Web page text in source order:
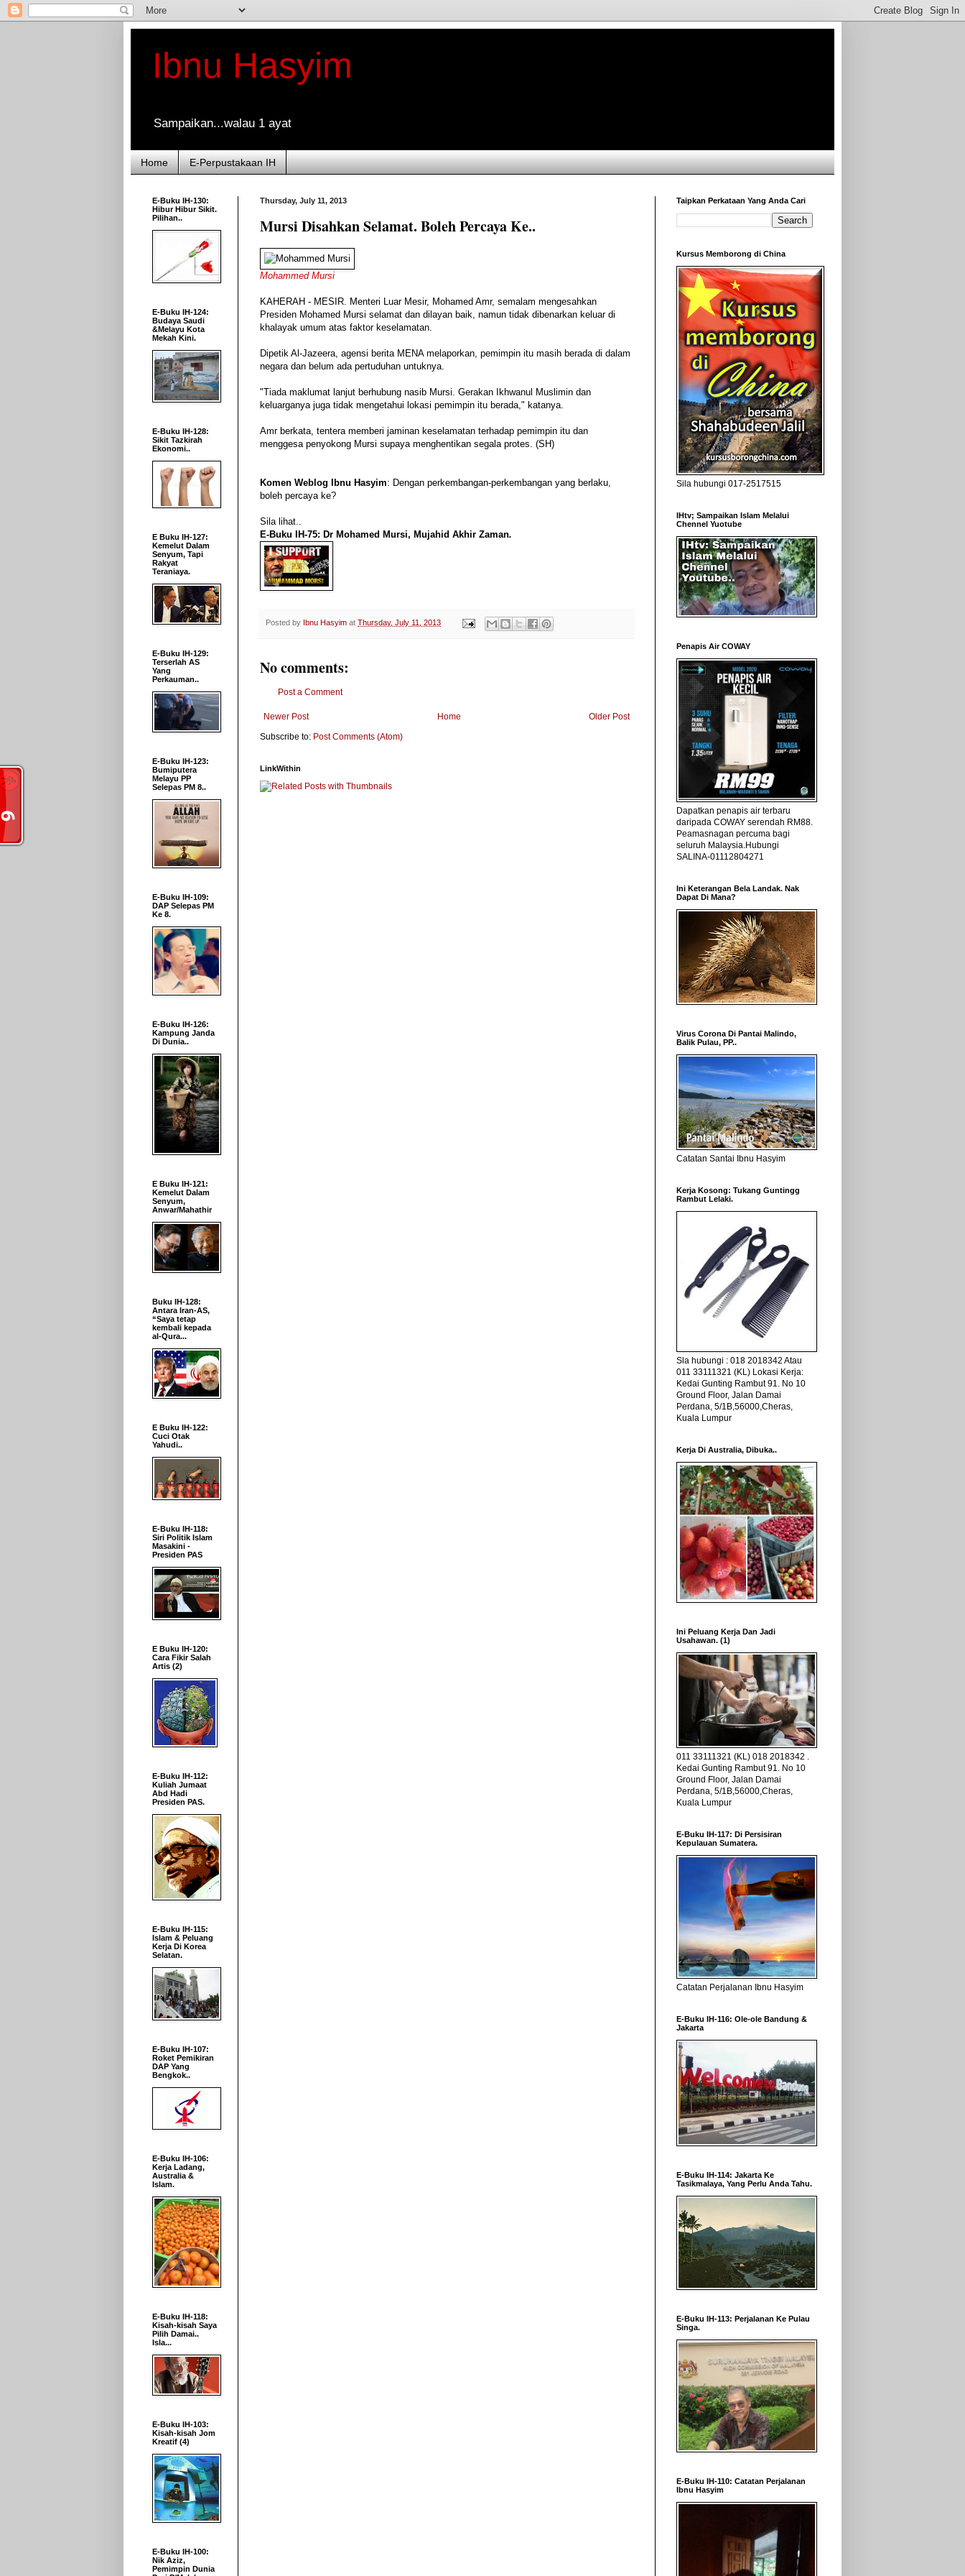
Ibnu Hasyim
Sampaikan...walau 1 ayat
Home E-Perpustakaan IH
Thursday, July 11, 2013
Mursi Disahkan Selamat. Boleh Percaya Ke..
Mohammed Mursi
KAHERAH - MESIR. Menteri Luar Mesir, Mohamed Amr, semalam mengesahkan
Presiden Mohamed Mursi selamat dan dilayan baik, namun tidak dibenarkan keluar di
khalayak umum atas faktor keselamatan.
Dipetik Al-Jazeera, agensi berita MENA melaporkan, pemimpin itu masih berada di dalam
negara dan belum ada pertuduhan untuknya.
"Tiada maklumat lanjut berhubung nasib Mursi. Gerakan Ikhwanul Muslimin dan
keluarganya juga tidak mengetahui lokasi pemimpin itu berada," katanya.
Amr berkata, tentera memberi jaminan keselamatan terhadap pemimpin itu dan
menggesa penyokong Mursi supaya menghentikan segala protes. (SH)
Komen Weblog Ibnu Hasyim: Dengan perkembangan-perkembangan yang berlaku,
boleh percaya ke?
Sila lihat..
E-Buku IH-75: Dr Mohamed Mursi, Mujahid Akhir Zaman.
Posted by Ibnu Hasyim at Thursday, July 11, 2013
No comments:
Post a Comment
Newer Post Older Post
Home
Subscribe to: Post Comments (Atom)
LinkWithin
E-Buku IH-130:
Hibur Hibur Sikit.
Pilihan..
E-Buku IH-124:
Budaya Saudi
&Melayu Kota
Mekah Kini.
E-Buku IH-128:
Sikit Tazkirah
Ekonomi..
E Buku IH-127:
Kemelut Dalam
Senyum, Tapi
Rakyat
Teraniaya.
E-Buku IH-129:
Terserlah AS
Yang
Perkauman..
E-Buku IH-123:
Bumiputera
Melayu PP
Selepas PM 8..
E-Buku IH-109:
DAP Selepas PM
Ke 8.
E-Buku IH-126:
Kampung Janda
Di Dunia..
E Buku IH-121:
Kemelut Dalam
Senyum,
Anwar/Mahathir
Buku IH-128:
Antara Iran-AS,
“Saya tetap
kembali kepada
al-Qura...
E Buku IH-122:
Cuci Otak
Yahudi..
E-Buku IH-118:
Siri Politik Islam
Masakini -
Presiden PAS
E Buku IH-120:
Cara Fikir Salah
Artis (2)
E-Buku IH-112:
Kuliah Jumaat
Abd Hadi
Presiden PAS.
E-Buku IH-115:
Islam & Peluang
Kerja Di Korea
Selatan.
E-Buku IH-107:
Roket Pemikiran
DAP Yang
Bengkok..
E-Buku IH-106:
Kerja Ladang,
Australia &
Islam.
E-Buku IH-118:
Kisah-kisah Saya
Pilih Damai..
Isla...
E-Buku IH-103:
Kisah-kisah Jom
Kreatif (4)
E-Buku IH-100:
Nik Aziz,
Pemimpin Dunia
Taipkan Perkataan Yang Anda Cari
Kursus Memborong di China
Sila hubungi 017-2517515
IHtv; Sampaikan Islam Melalui
Chennel Yuotube
Penapis Air COWAY
Dapatkan penapis air terbaru
daripada COWAY serendah RM88.
Peamasnagan percuma bagi
seluruh Malaysia.Hubungi
SALINA-01112804271
Ini Keterangan Bela Landak. Nak
Dapat Di Mana?
Virus Corona Di Pantai Malindo,
Balik Pulau, PP..
Catatan Santai Ibnu Hasyim
Kerja Kosong: Tukang Guntingg
Rambut Lelaki.
Sla hubungi : 018 2018342 Atau
011 33111321 (KL) Lokasi Kerja:
Kedai Gunting Rambut 91. No 10
Ground Floor, Jalan Damai
Perdana, 5/1B,56000,Cheras,
Kuala Lumpur
Kerja Di Australia, Dibuka..
Ini Peluang Kerja Dan Jadi
Usahawan. (1)
011 33111321 (KL) 018 2018342 .
Kedai Gunting Rambut 91. No 10
Ground Floor, Jalan Damai
Perdana, 5/1B,56000,Cheras,
Kuala Lumpur
E-Buku IH-117: Di Persisiran
Kepulauan Sumatera.
Catatan Perjalanan Ibnu Hasyim
E-Buku IH-116: Ole-ole Bandung &
Jakarta
E-Buku IH-114: Jakarta Ke
Tasikmalaya, Yang Perlu Anda Tahu.
E-Buku IH-113: Perjalanan Ke Pulau
Singa.
E-Buku IH-110: Catatan Perjalanan
Ibnu Hasyim